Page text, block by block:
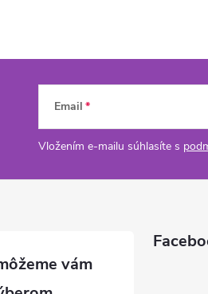
Email
Vložením e-mailu súhlasíte s